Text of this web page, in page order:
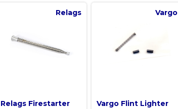
Relags
Relags Firestarter
Vargo
Vargo Flint Lighter